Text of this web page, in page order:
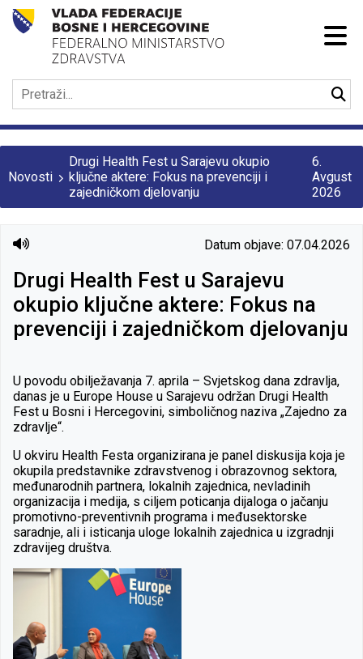
Novosti
Drugi Health Fest u Sarajevu okupio
ključne aktere: Fokus na prevenciji i
zajedničkom djelovanju
6.
Avgust
2026
Datum objave: 07.04.2026
Drugi Health Fest u Sarajevu
okupio ključne aktere: Fokus na
prevenciji i zajedničkom djelovanju
U povodu obilježavanja 7. aprila – Svjetskog dana zdravlja,
danas je u Europe House u Sarajevu održan Drugi Health
Fest u Bosni i Hercegovini, simboličnog naziva „Zajedno za
zdravlje“.
U okviru Health Festa organizirana je panel diskusija koja je
okupila predstavnike zdravstvenog i obrazovnog sektora,
međunarodnih partnera, lokalnih zajednica, nevladinih
organizacija i medija, s ciljem poticanja dijaloga o jačanju
promotivno-preventivnih programa i međusektorske
saradnje, ali i isticanja uloge lokalnih zajednica u izgradnji
zdravijeg društva.